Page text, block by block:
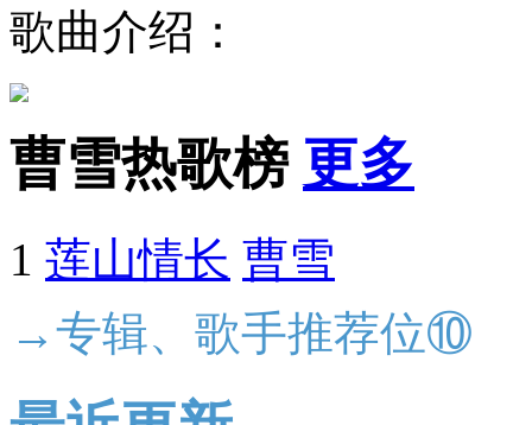
歌曲介绍：
曹雪热歌榜 更多
1 莲山情长 曹雪
→专辑、歌手推荐位⑩